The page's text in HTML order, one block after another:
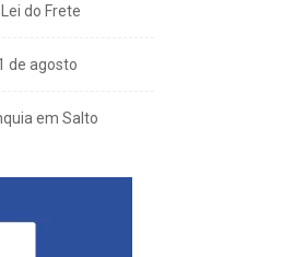
do Frete
de agosto
em Salto